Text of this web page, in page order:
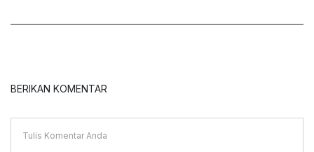
BERIKAN KOMENTAR